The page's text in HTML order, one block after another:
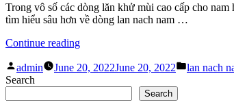
Trong vô số các dòng lăn khử mùi cao cấp cho
tìm hiểu sâu hơn về dòng lan nach nam …
Continue reading“Khám
Sự
Lan
Posted
by
admin June 20, 2022June 20, 2022
Posted
lan nach
Search
Search